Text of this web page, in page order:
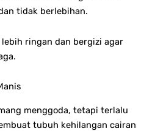
tidak berlebihan.
ringan dan bergizi agar
menggoda, tetapi terlalu
tubuh kehilangan cairan